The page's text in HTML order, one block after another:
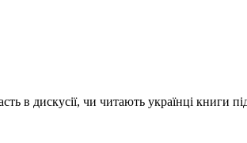
в дискусії, чи читають українці книги